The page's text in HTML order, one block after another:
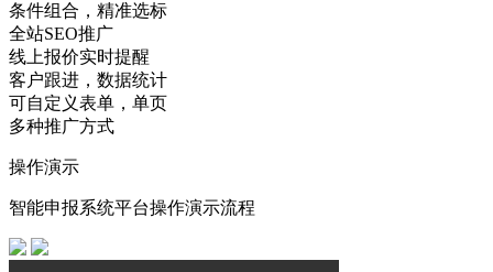
条件组合，精准选标
全站SEO推广
线上报价实时提醒
客户跟进，数据统计
可自定义表单，单页
多种推广方式
操作演示
智能申报系统平台操作演示流程